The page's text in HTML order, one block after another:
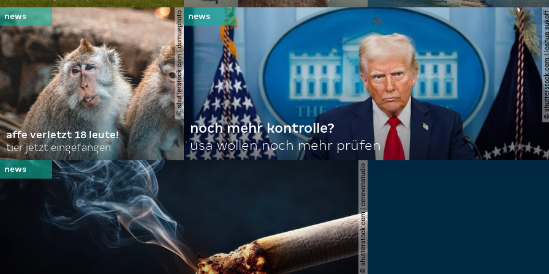
© shutterstock.com | domuephoto
affe verletzt 18 leute!
tier jetzt eingefangen
©
noch mehr kontrolle?
usa wollen noch mehr prüfen
© shutterstock.com | cerevonstudio